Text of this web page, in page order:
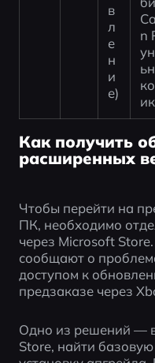
в
л
е
н
и
е)
n
Как получить
расширенных
Чтобы перейти на
ПК, необходимо
через Microsoft
сообщают о
доступом к
предзаказе через
Одно из решений —
Store, найти